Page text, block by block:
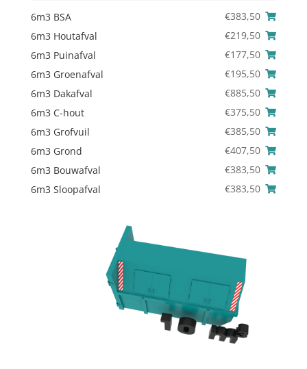
6m3 BSA
€383,50
6m3 Houtafval
€219,50
6m3 Puinafval
€177,50
6m3 Groenafval
€195,50
6m3 Dakafval
€885,50
6m3 C-hout
€375,50
6m3 Grofvuil
€385,50
6m3 Grond
€407,50
6m3 Bouwafval
€383,50
6m3 Sloopafval
€383,50